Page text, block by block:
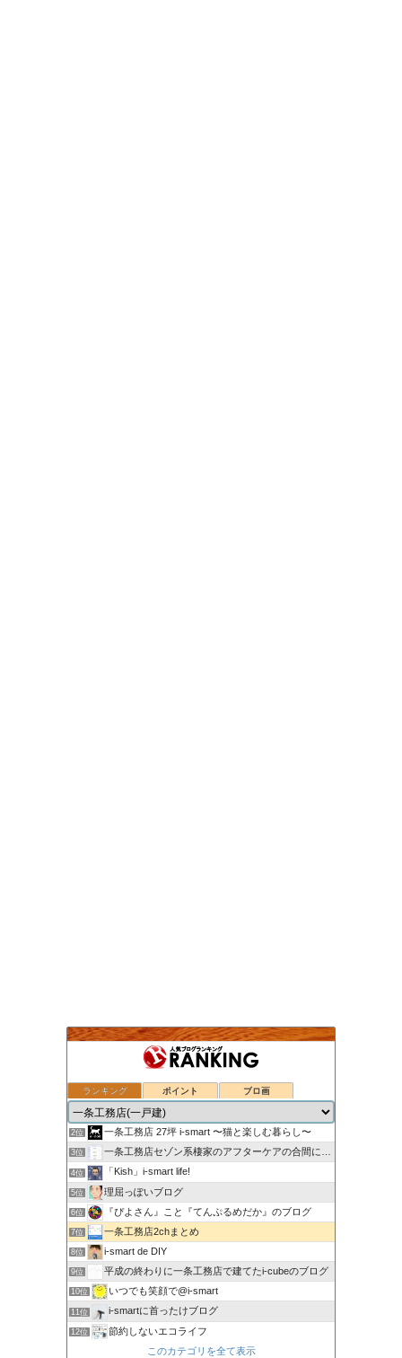
ランキング ポイント ブロ画
1位 nasu_star's blog
2位 一条工務店 27坪 i-smart 〜猫と楽しむ暮らし〜
3位 一条工務店セゾン系棲家のアフターケアの合間に綴るブログ
4位 「Kish」i-smart life!
5位 理屈っぽいブログ
6位 『ぴよさん』こと『てんぷるめだか』のブログ
7位 一条工務店2chまとめ
8位 i-smart de DIY
9位 平成の終わりに一条工務店で建てたi-cubeのブログ
10位 いつでも笑顔で@i-smart
11位 i-smartに首ったけブログ
12位 節約しないエコライフ
noahnoah研究所このカテゴリを全て表示